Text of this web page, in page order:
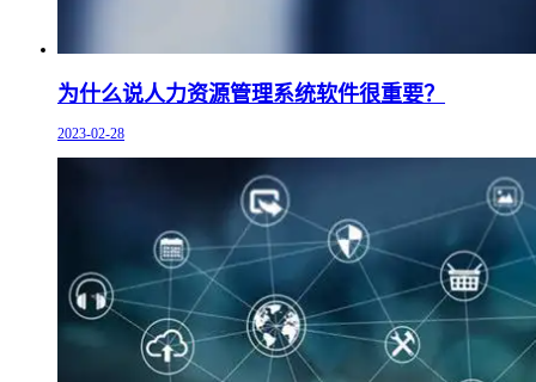
为什么说人力资源管理系统软件很重要？
2023-02-28